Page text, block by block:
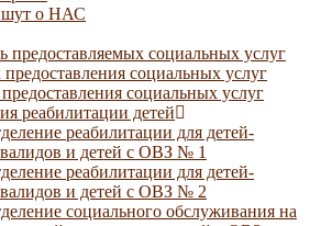
о НАС
предоставляемых социальных услуг
социальных услуг
социальных услуг
реабилитации детей
реабилитации для детей-
и детей с ОВЗ № 1
реабилитации для детей-
и детей с ОВЗ № 2
социального обслуживания на